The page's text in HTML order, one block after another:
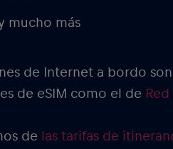
mucho más
de Internet a bordo
de eSIM como el de
de las tarifas de